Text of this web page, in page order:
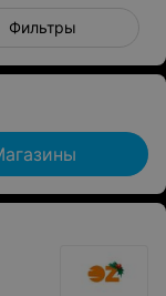
Фильтры